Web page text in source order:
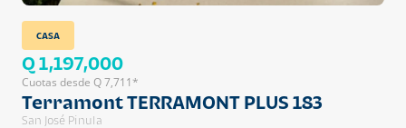
CASA
Q 1,197,000
Cuotas desde Q 7,711*
Terramont TERRAMONT PLUS 183
San José Pinula